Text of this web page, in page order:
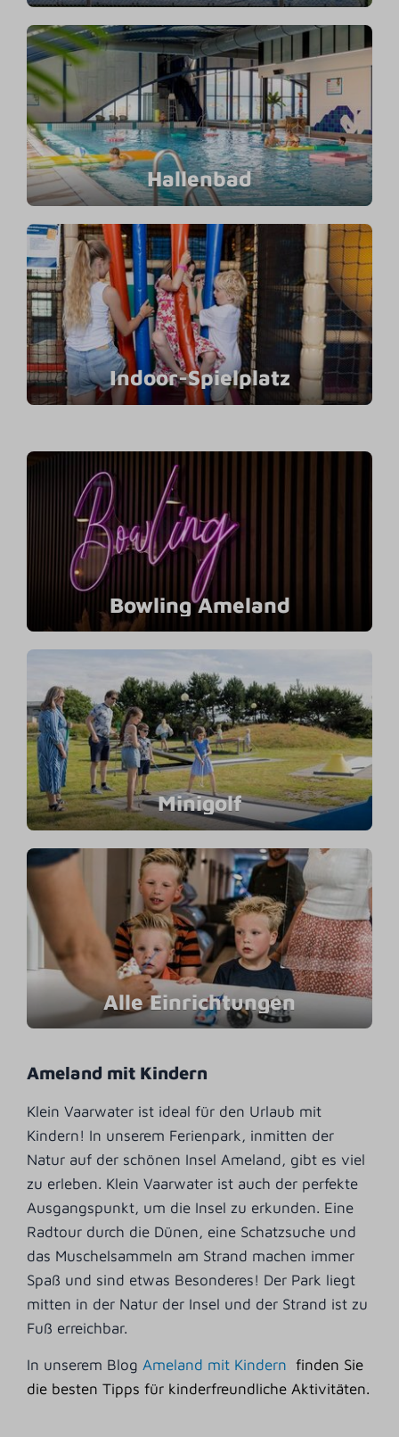
Hallenbad
Indoor-Spielplatz
Bowling Ameland
Minigolf
Alle Einrichtungen
Ameland mit Kindern
Klein Vaarwater ist ideal für den Urlaub mit
Kindern! In unserem Ferienpark, inmitten der
Natur auf der schönen Insel Ameland, gibt es viel
zu erleben. Klein Vaarwater ist auch der perfekte
Ausgangspunkt, um die Insel zu erkunden. Eine
Radtour durch die Dünen, eine Schatzsuche und
das Muschelsammeln am Strand machen immer
Spaß und sind etwas Besonderes! Der Park liegt
mitten in der Natur der Insel und der Strand ist zu
Fuß erreichbar.
In unserem Blog Ameland mit Kindern finden Sie
die besten Tipps für kinderfreundliche Aktivitäten.